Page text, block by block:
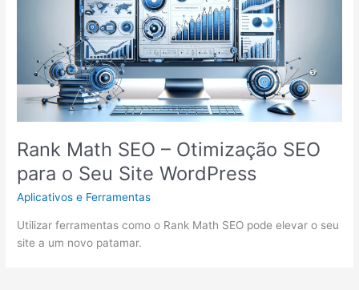
Rank Math SEO – Otimização SEO
para o Seu Site WordPress
Aplicativos e Ferramentas
Utilizar ferramentas como o Rank Math SEO pode elevar o seu
site a um novo patamar.